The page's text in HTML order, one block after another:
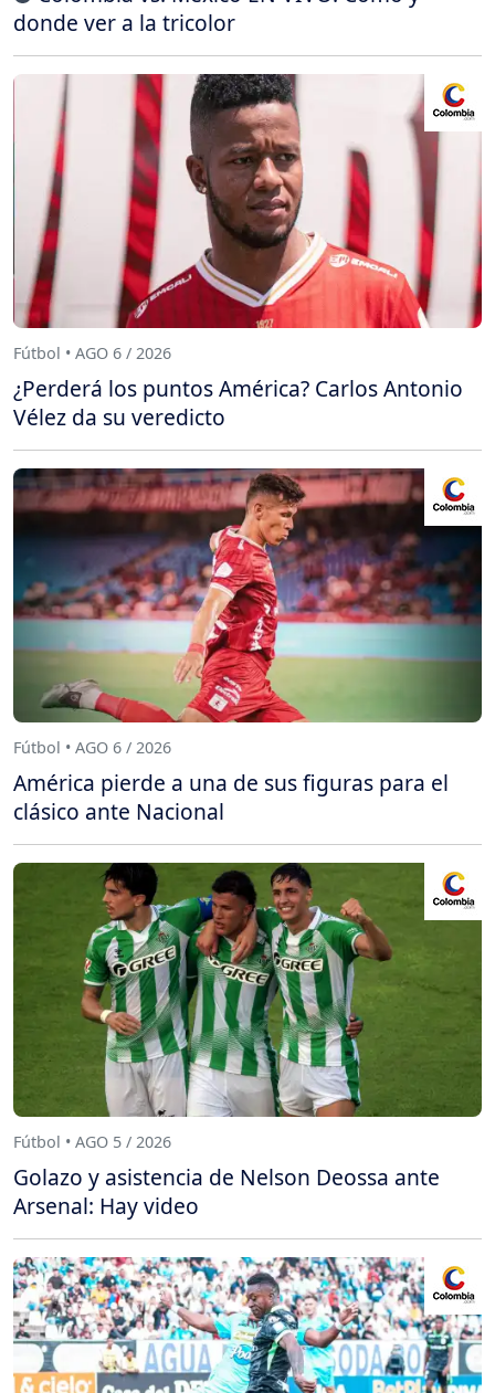
donde ver a la tricolor
Fútbol • AGO 6 / 2026
¿Perderá los puntos América? Carlos Antonio
Vélez da su veredicto
Fútbol • AGO 6 / 2026
América pierde a una de sus figuras para el
clásico ante Nacional
Fútbol • AGO 5 / 2026
Golazo y asistencia de Nelson Deossa ante
Arsenal: Hay video